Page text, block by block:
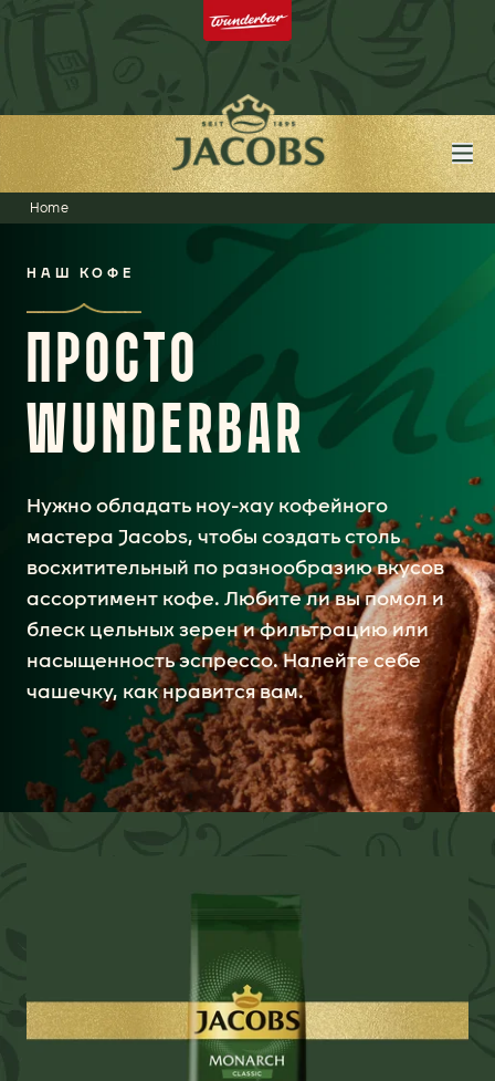
Home
НАШ КОФЕ
ПРОСТО
WUNDERBAR
Нужно обладать ноу-хау кофейного
мастера Jacobs, чтобы создать столь
восхитительный по разнообразию вкусов
ассортимент кофе. Любите ли вы помол и
блеск цельных зерен и фильтрацию или
насыщенность эспрессо. Налейте себе
чашечку, как нравится вам.